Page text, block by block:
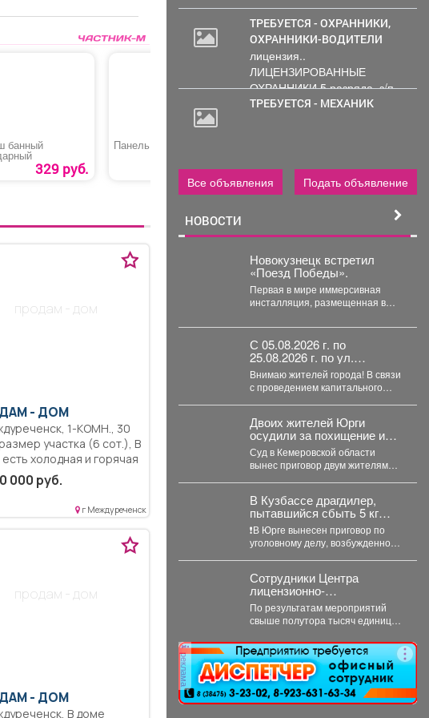
банный
329 руб.
Панель МДФ
9 руб
продам - дом
- ДОМ
1-КОМН., 30
участка (6 сот.), В
холодная и горячая
а так же электричество.
находится магазин.
000 руб.
г Междуреченск
продам - дом
- ДОМ
В доме
ТРЕБУЕТСЯ - ОХРАННИКИ,
ОХРАННИКИ-ВОДИТЕЛИ
лицензия..
ЛИЦЕНЗИРОВАННЫЕ
ОХРАННИКИ 5 разряда, з/п
от 33000 руб. 6...
ТРЕБУЕТСЯ - МЕХАНИК
Все объявления Подать объявление
НОВОСТИ
Новокузнецк встретил
«Поезд Победы».
Первая в мире иммерсивная
инсталляция, размещенная в
железнодорожный вокзал.
Вагоны-экспозиции воссоздают...
С 05.08.2026 г. по
25.08.2026 г. по ул.
Кузнецкая вводится
реверсивное движения для
автотранспорта
Внимаю жителей города! В связи
с проведением капитального
Двоих жителей Юрги
осудили за похищение и
истязание подростка
Суд в Кемеровской области
вынес приговор двум жителям
В Кузбассе драгдилер,
пытавшийся сбыть 5 кг
«синтетики», на 9 лет
отправится в колонию
строгого режима
❗В Юрге вынесен приговор по
уголовному делу, возбужденному
Сотрудники Центра
лицензионно-
разрешительной работы
Росгвардии Кузбасса с
начала года проверили
свыше пяти тысяч
владельцев оружия.
По результатам мероприятий
свыше полутора тысяч единиц
собственников привлечена к
административной
ответственности.
реклама